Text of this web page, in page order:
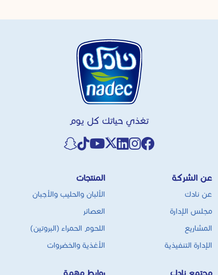
تغذي حياتك كل يوم
عن الشركة
عن نادك
مجلس الإدارة
المشاريع
الإدارة التنفيذية
المنتجات
الألبان والحليب والأجبان
العصائر
اللحوم الحمراء (البروتين)
الأغذية والخضروات